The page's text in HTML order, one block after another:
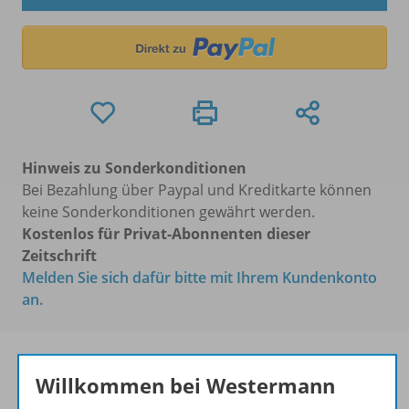
Hinweis zu Sonderkonditionen
Bei Bezahlung über Paypal und Kreditkarte können
keine Sonderkonditionen gewährt werden.
Kostenlos für Privat-Abonnenten dieser
Zeitschrift
Melden Sie sich dafür bitte mit Ihrem Kundenkonto
an.
Willkommen bei Westermann